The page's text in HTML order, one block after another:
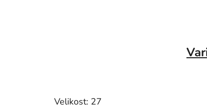
Velikost: 27